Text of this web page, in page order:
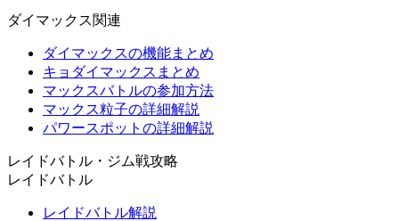
ダイマックス関連
ダイマックスの機能まとめ
キョダイマックスまとめ
マックスバトルの参加方法
マックス粒子の詳細解説
パワースポットの詳細解説
レイドバトル・ジム戦攻略
レイドバトル
レイドバトル解説